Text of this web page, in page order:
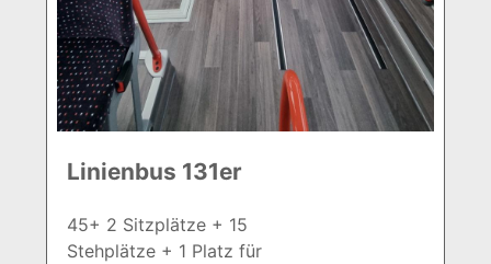
Linienbus 131er
45+ 2 Sitzplätze + 15
Stehplätze + 1 Platz für